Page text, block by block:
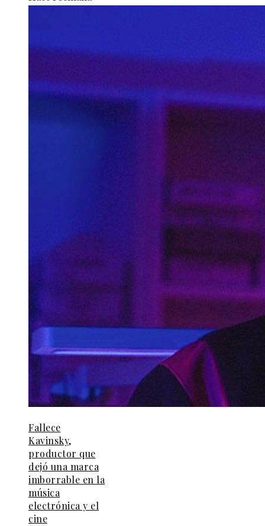
Fallece
Kavinsky,
productor que
dejó una marca
imborrable en la
música
electrónica y el
cine